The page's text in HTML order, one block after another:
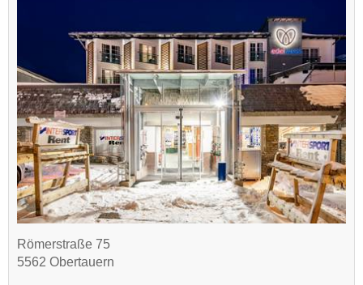
Römerstraße 75
5562 Obertauern